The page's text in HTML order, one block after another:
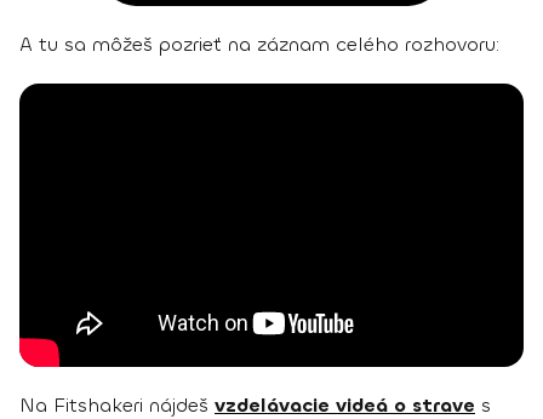
A tu sa môžeš pozrieť na záznam celého rozhovoru:
Na Fitshakeri nájdeš vzdelávacie videá o strave s